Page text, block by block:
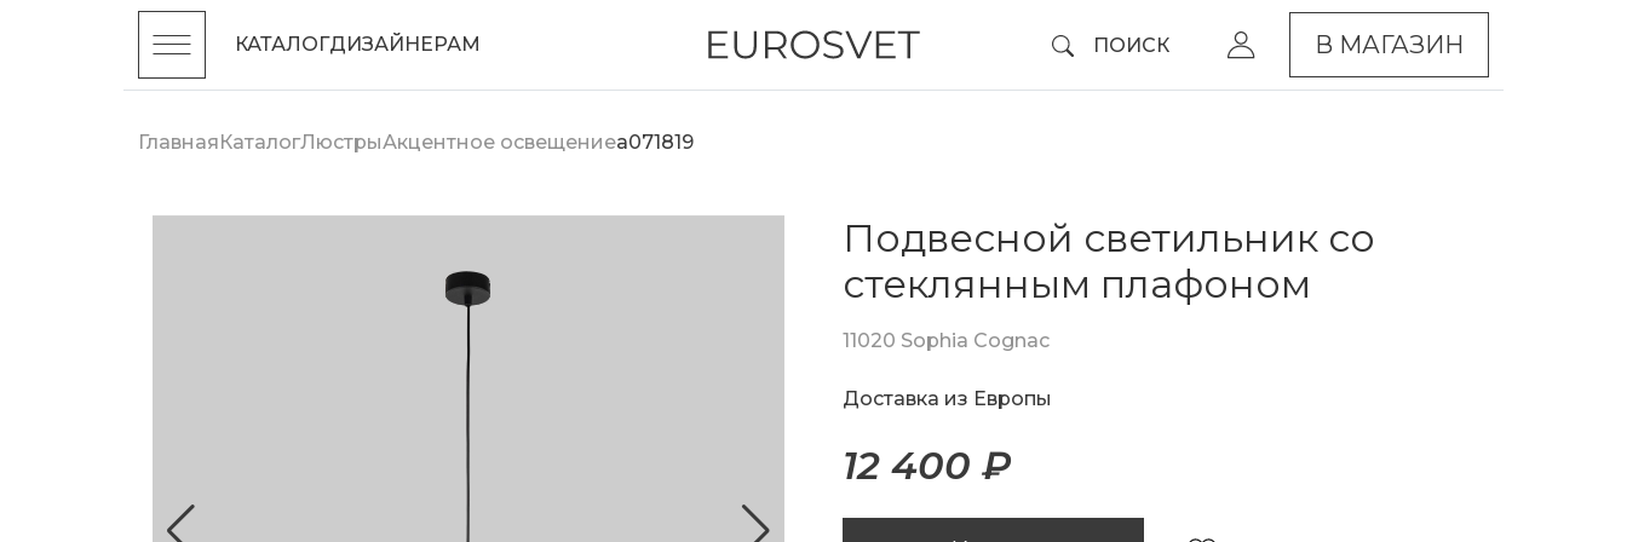
КАТАЛОГДИЗАЙНЕРАМ ПОИСК В МАГАЗИН
ГлавнаяКаталогЛюстрыАкцентное освещениеa071819
Подвесной светильник со
стеклянным плафоном
11020 Sophia Cognac
Доставка из Европы
12 400 ₽